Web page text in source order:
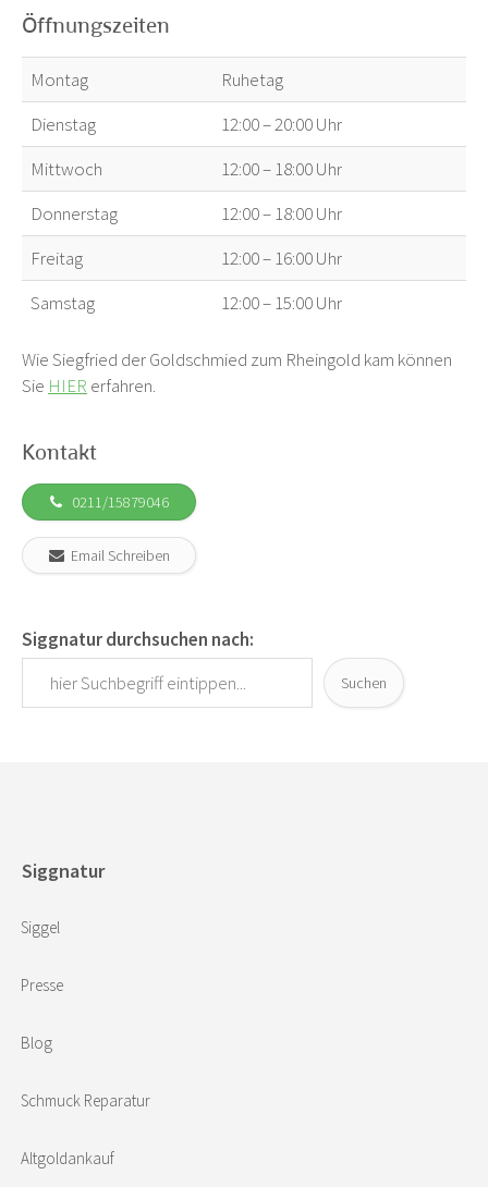
Öffnungszeiten
Montag
Ruhetag
Dienstag
12:00 – 20:00 Uhr
Mittwoch
12:00 – 18:00 Uhr
Donnerstag
12:00 – 18:00 Uhr
Freitag
12:00 – 16:00 Uhr
Samstag
12:00 – 15:00 Uhr
Wie Siegfried der Goldschmied zum Rheingold kam können
Sie HIER erfahren.
Kontakt
0211/15879046
Email Schreiben
Siggnatur durchsuchen nach:
Suchen
Siggnatur
Siggel
Presse
Blog
Schmuck Reparatur
Altgoldankauf